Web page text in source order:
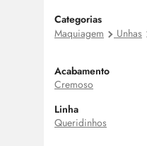
Categorias
Maquiagem
Unhas
Acabamento
Cremoso
Linha
Queridinhos